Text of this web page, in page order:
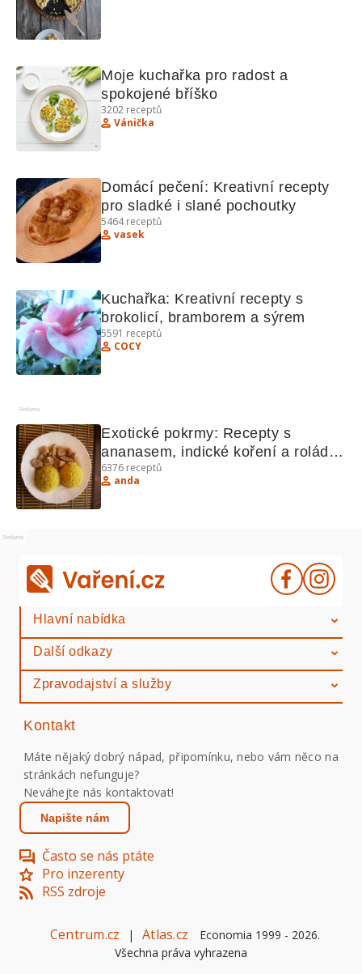
Moje kuchařka pro radost a
spokojené bříško
3202 receptů
Vánička
Domácí pečení: Kreativní recepty
pro sladké i slané pochoutky
5464receptů
vasek
Kuchařka: Kreativní recepty s
brokolicí, bramborem a sýrem
5591 receptů
COCY
Reklama
Exotické pokrmy: Recepty s
ananasem, indické koření a rolády
- Kuchařka s exotickými recepty
6376 receptů
anda
Reklama
Hlavní nabídka
Další odkazy
Zpravodajství a služby
Kontakt
Máte nějaký dobrý nápad, připomínku, nebo vám něco na
stránkách nefunguje?
Neváhejte nás kontaktovat!
Napište nám
Často se nás ptáte
Pro inzerenty
RSS zdroje
Centrum.cz | Atlas.cz Economia 1999 - 2026.
Všechna práva vyhrazena